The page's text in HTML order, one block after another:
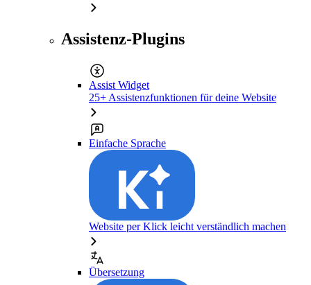
Assistenz-Plugins
Assist Widget
25+ Assistenzfunktionen für deine Website
Einfache Sprache
Website per Klick leicht verständlich machen
Übersetzung